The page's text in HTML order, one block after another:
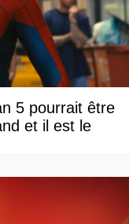
5 pourrait être
et il est le